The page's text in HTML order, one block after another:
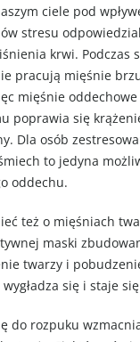
ciele pod
stresu
krwi. Podczas
pracują mięśnie
mięśnie
poprawia się
Dla osób
to jedyna
oddechu.
też o mięśniach
maski
twarzy i
się i staje
do rozpuku